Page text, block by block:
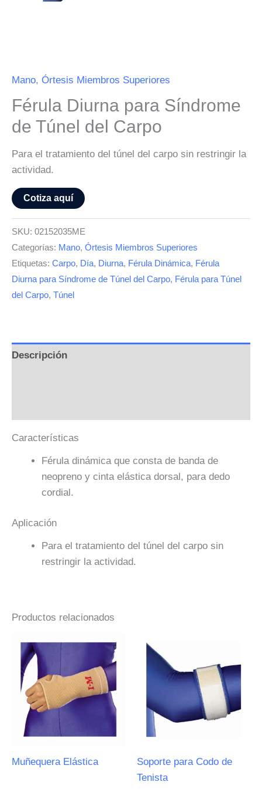
Mano, Órtesis Miembros Superiores
Férula Diurna para Síndrome
de Túnel del Carpo
Para el tratamiento del túnel del carpo sin restringir la
actividad.
Cotiza aquí
SKU: 02152035ME
Categorías: Mano, Órtesis Miembros Superiores
Etiquetas: Carpo, Día, Diurna, Férula Dinámica, Férula
Diurna para Síndrome de Túnel del Carpo, Férula para Túnel
del Carpo, Túnel
Descripción
Características
Férula dinámica que consta de banda de
neopreno y cinta elástica dorsal, para dedo
cordial.
Aplicación
Para el tratamiento del túnel del carpo sin
restringir la actividad.
Productos relacionados
Muñequera Elástica
Soporte para Codo de
Tenista